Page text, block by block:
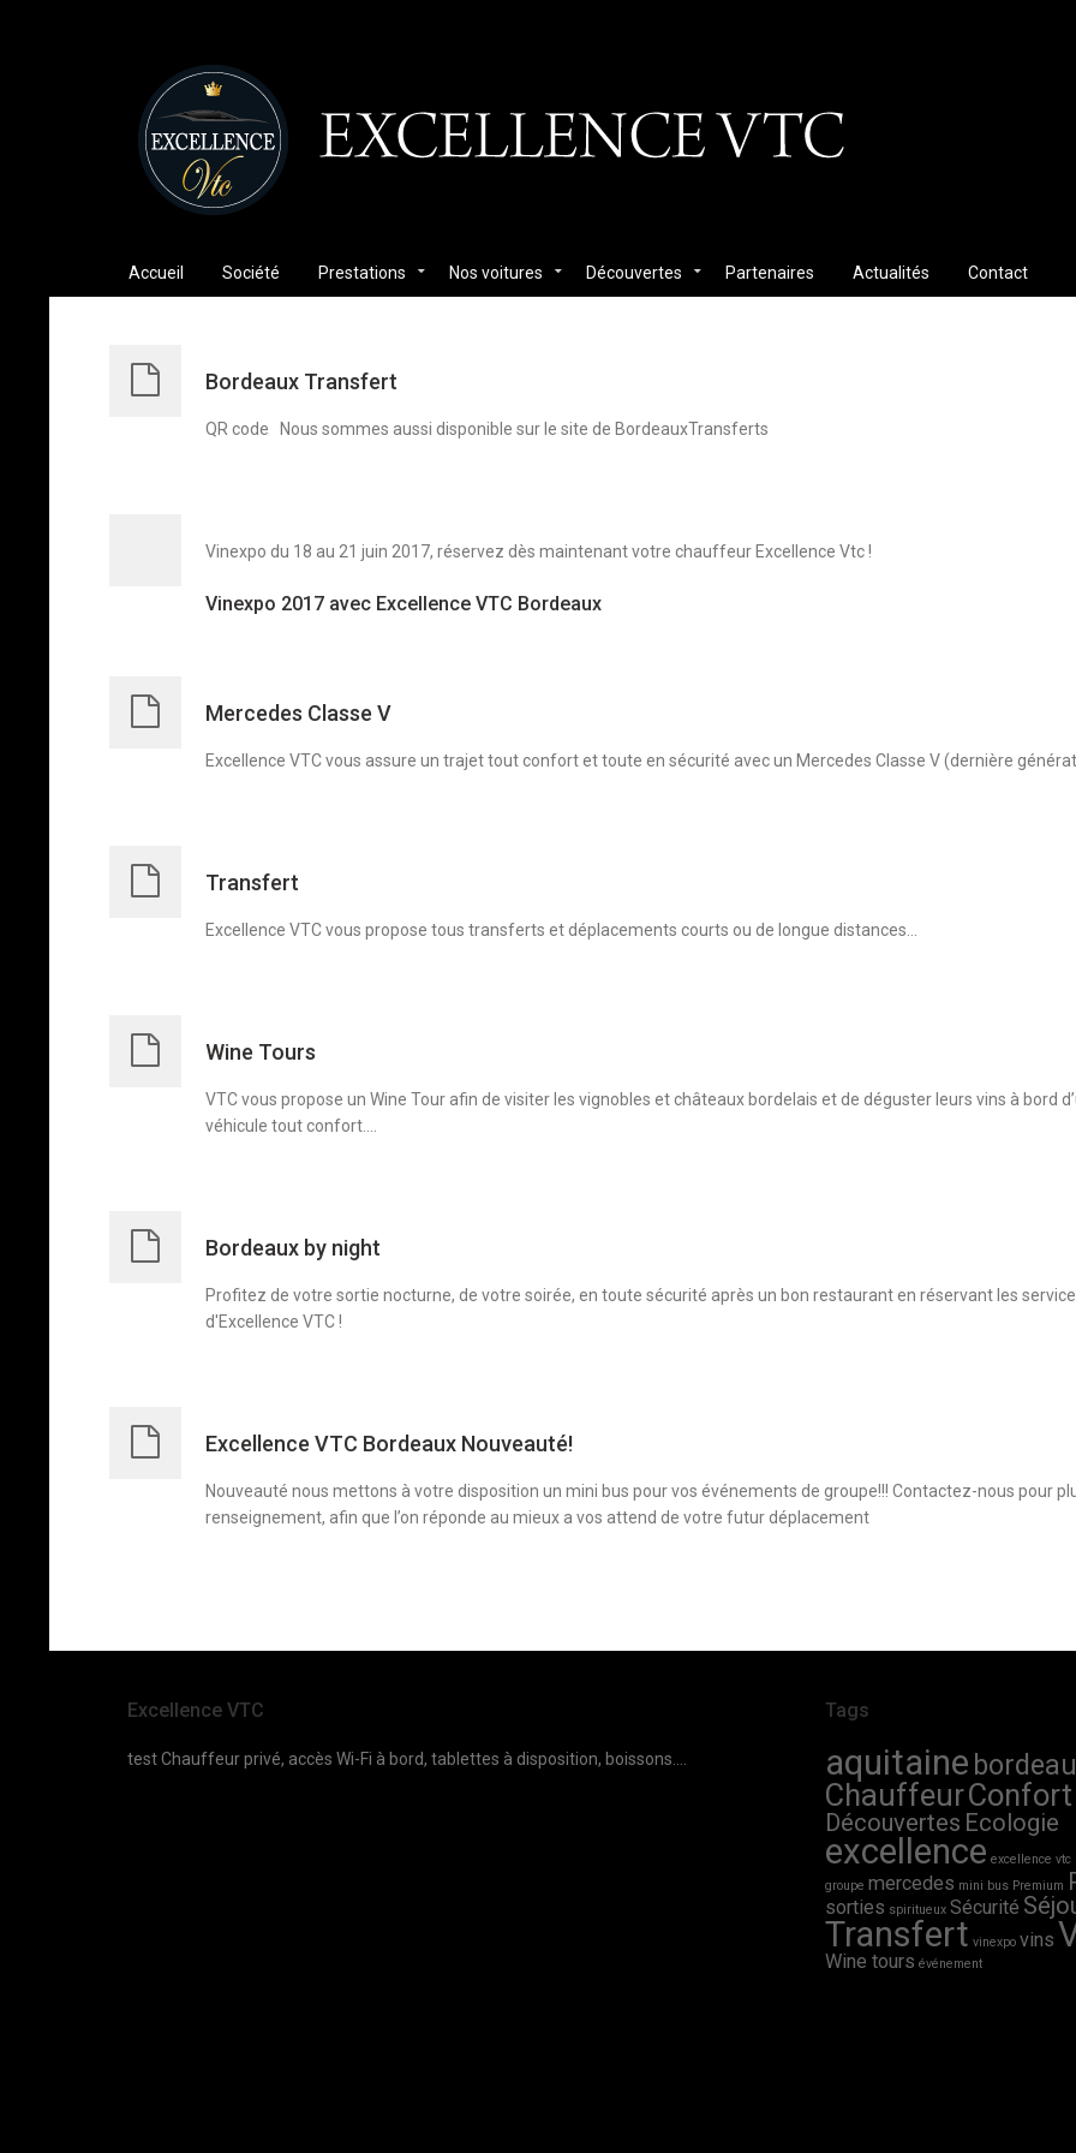
Accueil Société Prestations Nos voitures Découvertes Partenaires Actualités Contact
Bordeaux Transfert
QR code Nous sommes aussi disponible sur le site de BordeauxTransferts
Vinexpo du 18 au 21 juin 2017, réservez dès maintenant votre chauffeur Excellence Vtc !
Vinexpo 2017 avec Excellence VTC Bordeaux
Mercedes Classe V
Excellence VTC vous assure un trajet tout confort et toute en sécurité avec un Mercedes Classe V (dernière
Transfert
Excellence VTC vous propose tous transferts et déplacements courts ou de longue distances...
Wine Tours
VTC vous propose un Wine Tour afin de visiter les vignobles et châteaux bordelais et de déguster leurs vins à bord
véhicule tout confort....
Bordeaux by night
Profitez de votre sortie nocturne, de votre soirée, en toute sécurité après un bon restaurant en réservant les
d'Excellence VTC !
Excellence VTC Bordeaux Nouveauté!
Nouveauté nous mettons à votre disposition un mini bus pour vos événements de groupe!!! Contactez-nous pour
renseignement, afin que l’on réponde au mieux a vos attend de votre futur déplacement
Excellence VTC
test Chauffeur privé, accès Wi-Fi à bord, tablettes à disposition, boissons....
Tags
aquitaine
ChauffeurConfort
Découvertes Ecologie
excellence excellence vtc
groupe mercedes mini bus Premium
sorties spiritueux Sécurité
Transfert vinexpo vins
Wine tours événement